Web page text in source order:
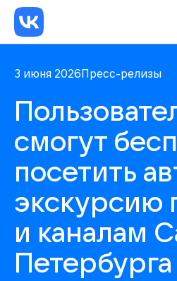
3 июня 2026 Пресс-релизы
смогут
посетить
экскурсию
и каналам
Петербурга